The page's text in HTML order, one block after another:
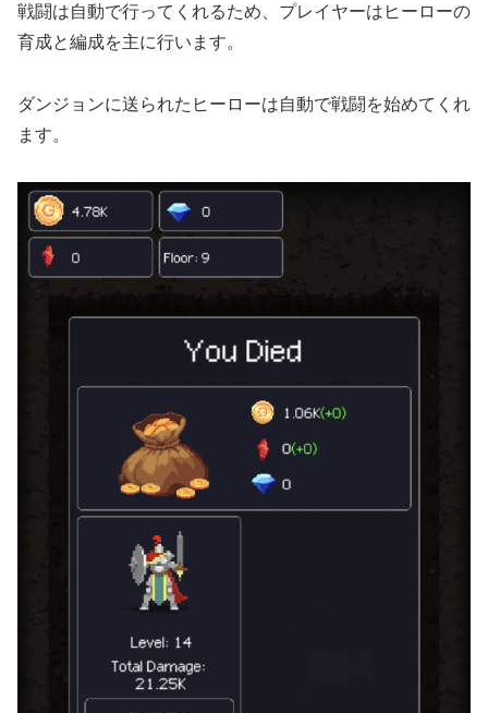
戦闘は自動で行ってくれるため、プレイヤーはヒーローの
育成と編成を主に行います。
ダンジョンに送られたヒーローは自動で戦闘を始めてくれ
ます。